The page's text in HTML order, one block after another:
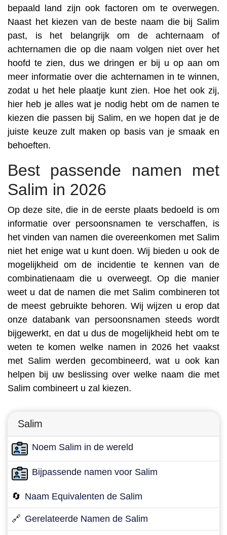
bepaald land zijn ook factoren om te overwegen.
Naast het kiezen van de beste naam die bij Salim
past, is het belangrijk om de achternaam of
achternamen die op die naam volgen niet over het
hoofd te zien, dus we dringen er bij u op aan om
meer informatie over die achternamen in te winnen,
zodat u het hele plaatje kunt zien. Hoe het ook zij,
hier heb je alles wat je nodig hebt om de namen te
kiezen die passen bij Salim, en we hopen dat je de
juiste keuze zult maken op basis van je smaak en
behoeften.
Best passende namen met
Salim in 2026
Op deze site, die in de eerste plaats bedoeld is om
informatie over persoonsnamen te verschaffen, is
het vinden van namen die overeenkomen met Salim
niet het enige wat u kunt doen. Wij bieden u ook de
mogelijkheid om de incidentie te kennen van de
combinatienaam die u overweegt. Op die manier
weet u dat de namen die met Salim combineren tot
de meest gebruikte behoren. Wij wijzen u erop dat
onze databank van persoonsnamen steeds wordt
bijgewerkt, en dat u dus de mogelijkheid hebt om te
weten te komen welke namen in 2026 het vaakst
met Salim werden gecombineerd, wat u ook kan
helpen bij uw beslissing over welke naam die met
Salim combineert u zal kiezen.
Salim
Noem Salim in de wereld
Bijpassende namen voor Salim
🔄 Naam Equivalenten de Salim
🔗 Gerelateerde Namen de Salim